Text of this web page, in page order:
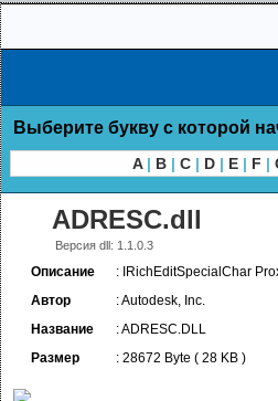
Выберите букву с которой
A | B | C | D | E | F |
ADRESC.dll
Версия dll: 1.1.0.3
Описание
: IRichEditSpecialChar
Автор
: Autodesk, Inc.
Название
: ADRESC.DLL
Размер
: 28672 Byte ( 28 KB )